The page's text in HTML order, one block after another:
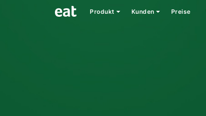
Produkt Kunden Preise